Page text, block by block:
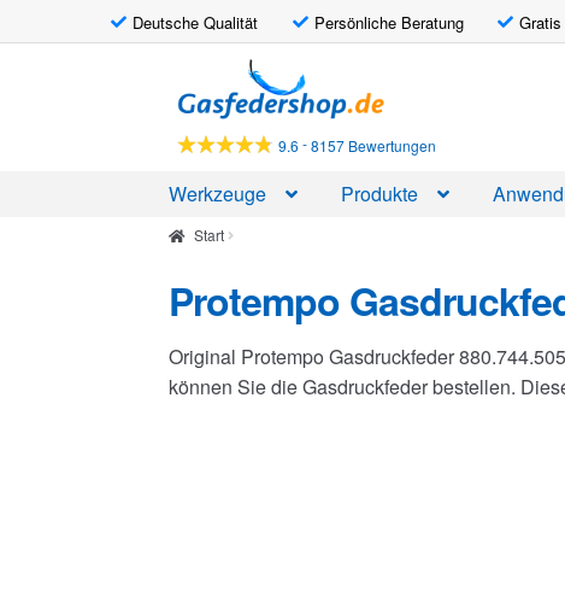
Deutsche Qualität Persönliche Beratung
Navigation
springen
Inhalt
springen
9.6 -8157 Bewertungen
Werkzeuge Produkte
Start
Protempo
Original Protempo Gasdruckfeder
können Sie die Gasdruckfeder bestellen.